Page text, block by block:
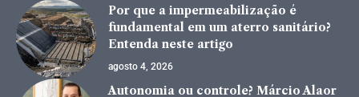
Por que a impermeabilização é
fundamental em um aterro sanitário?
Entenda neste artigo
agosto 4, 2026
Autonomia ou controle? Márcio Alaor